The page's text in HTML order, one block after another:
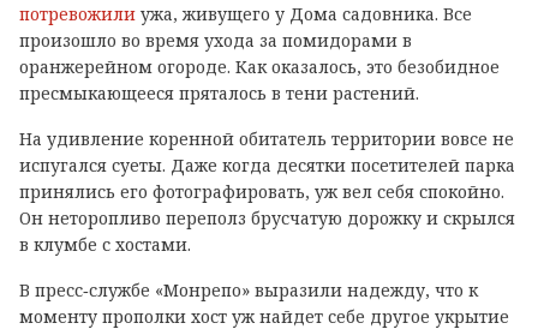
потревожили ужа, живущего у Дома садовника. Все
произошло во время ухода за помидорами в
оранжерейном огороде. Как оказалось, это безобидное
пресмыкающееся пряталось в тени растений.
На удивление коренной обитатель территории вовсе не
испугался суеты. Даже когда десятки посетителей парка
принялись его фотографировать, уж вел себя спокойно.
Он неторопливо переполз брусчатую дорожку и скрылся
в клумбе с хостами.
В пресс‑службе «Монрепо» выразили надежду, что к
моменту прополки хост уж найдет себе другое укрытие